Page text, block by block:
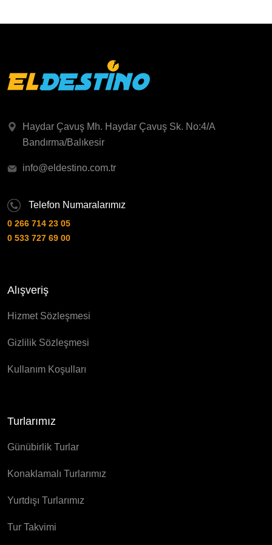
Haydar Çavuş Mh. Haydar Çavuş Sk. No:4/A
Bandırma/Balıkesir
info@eldestino.com.tr
Telefon Numaralarımız
0 266 714 23 05
0 533 727 69 00
Alışveriş
Hizmet Sözleşmesi
Gizlilik Sözleşmesi
Kullanım Koşulları
Turlarımız
Günübirlik Turlar
Konaklamalı Turlarımız
Yurtdışı Turlarımız
Tur Takvimi